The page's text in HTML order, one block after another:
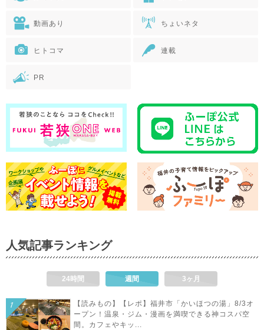
動画あり ちょいネタ
ヒトコマ 連載
PR
人気記事ランキング
24時間 週間 3ヶ月
【読みもの】【レポ】福井市「かいほつの湯」8/3オ
ープン！温泉・ジム・漫画を満喫できる神コスパ空
間。カフェやキッ...